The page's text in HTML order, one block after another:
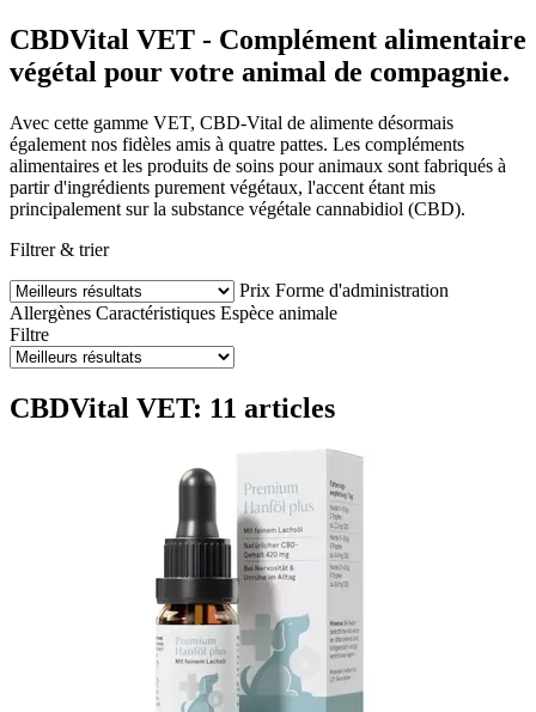
CBDVital VET - Complément alimentaire
végétal pour votre animal de compagnie.
Avec cette gamme VET, CBD-Vital de alimente désormais
également nos fidèles amis à quatre pattes. Les compléments
alimentaires et les produits de soins pour animaux sont fabriqués à
partir d'ingrédients purement végétaux, l'accent étant mis
principalement sur la substance végétale cannabidiol (CBD).
Filtrer & trier
Prix Forme d'administration
Allergènes Caractéristiques Espèce animale
Filtre
CBDVital VET: 11 articles